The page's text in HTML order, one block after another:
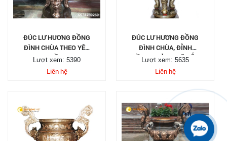
ĐÚC LƯ HƯƠNG ĐỒNG
ĐÌNH CHÙA THEO YÊU
CẦU
Lượt xem: 5390
Liên hệ
ĐÚC LƯ HƯƠNG ĐỒNG
ĐÌNH CHÙA, ĐỈNH
ĐỒNG KHẢM NGŨ SẮC
Lượt xem: 5635
Liên hệ